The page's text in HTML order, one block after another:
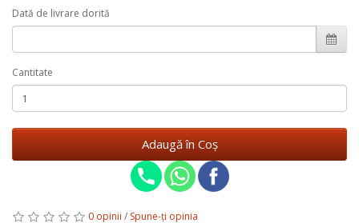
Dată de livrare dorită
Cantitate
Adaugă în Coş
0 opinii / Spune-ţi opinia